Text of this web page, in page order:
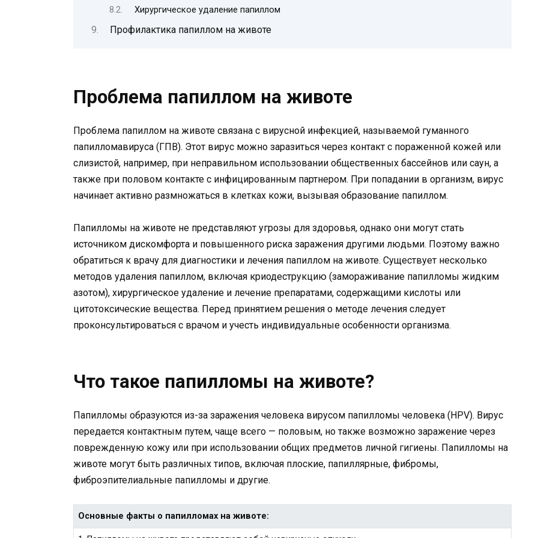
Хирургическое удаление папиллом
Профилактика папиллом на животе
Проблема папиллом на животе
Проблема папиллом на животе связана с вирусной инфекцией, называемой гуманного
папилломавируса (ГПВ). Этот вирус можно заразиться через контакт с пораженной кожей или
слизистой, например, при неправильном использовании общественных бассейнов или саун, а
также при половом контакте с инфицированным партнером. При попадании в организм, вирус
начинает активно размножаться в клетках кожи, вызывая образование папиллом.
Папилломы на животе не представляют угрозы для здоровья, однако они могут стать
источником дискомфорта и повышенного риска заражения другими людьми. Поэтому важно
обратиться к врачу для диагностики и лечения папиллом на животе. Существует несколько
методов удаления папиллом, включая криодеструкцию (замораживание папилломы жидким
азотом), хирургическое удаление и лечение препаратами, содержащими кислоты или
цитотоксические вещества. Перед принятием решения о методе лечения следует
проконсультироваться с врачом и учесть индивидуальные особенности организма.
Что такое папилломы на животе?
Папилломы образуются из-за заражения человека вирусом папилломы человека (HPV). Вирус
передается контактным путем, чаще всего — половым, но также возможно заражение через
поврежденную кожу или при использовании общих предметов личной гигиены. Папилломы на
животе могут быть различных типов, включая плоские, папиллярные, фибромы,
фиброэпителиальные папилломы и другие.
Основные факты о папилломах на животе: